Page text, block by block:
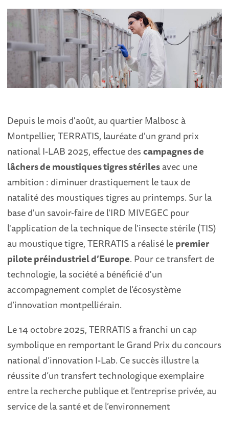
Depuis le mois d'août, au quartier Malbosc à
Montpellier, TERRATIS, lauréate d'un grand prix
national I-LAB 2025, effectue descampagnes de
lâchers de moustiques tigres stérilesavec une
ambition : diminuer drastiquement le taux de
natalité des moustiques tigres au printemps. Sur la
base d'un savoir-faire de l'IRD MIVEGEC pour
l'application de la technique de l'insecte stérile (TIS)
au moustique tigre, TERRATIS a réalisé lepremier
pilote préindustriel d’Europe. Pour ce transfert de
technologie, la société a bénéficié d'un
accompagnement complet de l’écosystème
d’innovation montpelliérain.
Le 14 octobre 2025, TERRATIS a franchi un cap
symbolique en remportant le Grand Prix du concours
national d’innovation I-Lab. Ce succès illustre la
réussite d’un transfert technologique exemplaire
entre la recherche publique et l’entreprise privée, au
service de la santé et de l’environnement